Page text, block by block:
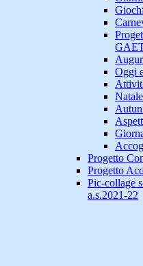
Oggi
Natale
Progetto
Progetto
Pic-collage
a.s.2021-22